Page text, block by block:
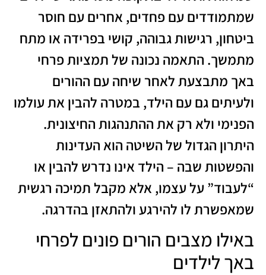
שמתמודדים עם פחדים, אחרים עם חוסר
ביטחון, רגישות גבוהה, קושי בפרידה או מתח
מתמשך. התאמה נכונה של תמציות פרחי
באך מתבצעת לאחר שיחה עם ההורים
ולעיתים גם עם הילד, במטרה להבין את עולמו
הפנימי ולא רק את ההתנהגות החיצונית.
היתרון הגדול של השיטה הוא העדינות
והפשטות שבה – הילד אינו נדרש להבין או
“לעבוד” על עצמו, אלא מקבל תמיכה רגשית
שמאפשרת לו להירגע ולהתאזן בהדרגה.
באילו מצבים הורים פונים לפרחי
באך לילדים